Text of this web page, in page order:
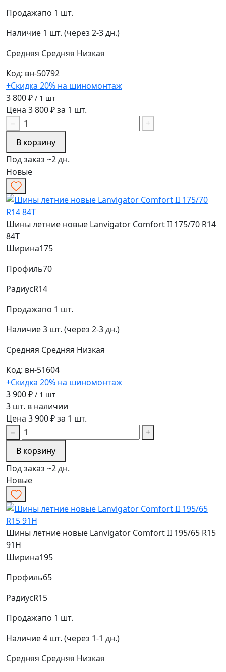
Продажапо 1 шт.
Наличие 1 шт. (через 2-3 дн.)
Средняя Средняя Низкая
Код: вн-50792
+Скидка 20% на шиномонтаж
3 800 ₽ / 1 шт
Цена 3 800 ₽ за 1 шт.
−
+
В корзину
Под заказ ~2 дн.
Новые
Шины летние новые Lanvigator Comfort II 175/70 R14
84T
Ширина175
Профиль70
РадиусR14
Продажапо 1 шт.
Наличие3 шт. (через 2-3 дн.)
Средняя Средняя Низкая
Код: вн-51604
+Скидка 20% на шиномонтаж
3 900 ₽ / 1 шт
3 шт. в наличии
Цена 3 900 ₽ за 1 шт.
−
+
В корзину
Под заказ ~2 дн.
Новые
Шины летние новые Lanvigator Comfort II 195/65 R15
91H
Ширина195
Профиль65
РадиусR15
Продажапо 1 шт.
Наличие4 шт. (через 1-1 дн.)
Средняя Средняя Низкая